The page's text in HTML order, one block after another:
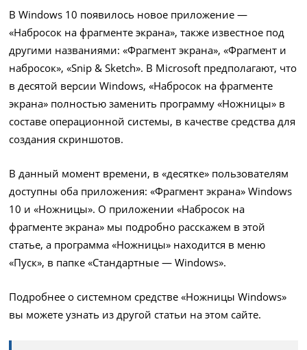
В Windows 10 появилось новое приложение —
«Набросок на фрагменте экрана», также известное под
другими названиями: «Фрагмент экрана», «Фрагмент и
набросок», «Snip & Sketch». В Microsoft предполагают, что
в десятой версии Windows, «Набросок на фрагменте
экрана» полностью заменить программу «Ножницы» в
составе операционной системы, в качестве средства для
создания скриншотов.
В данный момент времени, в «десятке» пользователям
доступны оба приложения: «Фрагмент экрана» Windows
10 и «Ножницы». О приложении «Набросок на
фрагменте экрана» мы подробно расскажем в этой
статье, а программа «Ножницы» находится в меню
«Пуск», в папке «Стандартные — Windows».
Подробнее о системном средстве «Ножницы Windows»
вы можете узнать из другой статьи на этом сайте.